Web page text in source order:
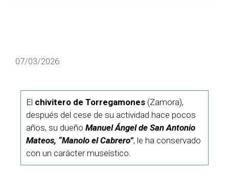
07/03/2026
El chivitero de Torregamones (Zamora),
después del cese de su actividad hace pocos
años, su dueño Manuel Ángel de San Antonio
Mateos, “Manolo el Cabrero”, le ha conservado
con un carácter museístico.